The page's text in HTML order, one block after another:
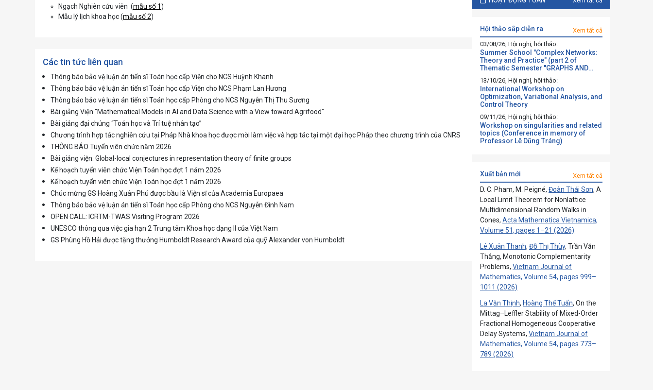
Ngạch Nghiên cứu viên (mẫu số 1)
Mẫu lý lịch khoa học (mẫu số 2)
Các tin tức liên quan
Thông báo bảo vệ luận án tiến sĩ Toán học cấp Viện cho NCS Huỳnh Khanh
Thông báo bảo vệ luận án tiến sĩ Toán học cấp Viện cho NCS Phạm Lan Hương
Thông báo bảo vệ luận án tiến sĩ Toán học cấp Phòng cho NCS Nguyễn Thị Thu Sương
Bài giảng Viện "Mathematical Models in AI and Data Science with a View toward Agrifood"
Bài giảng đại chúng “Toán học và Trí tuệ nhân tạo”
Chương trình hợp tác nghiên cứu tại Pháp Nhà khoa học được mời làm việc và hợp tác tại một đại học Pháp theo chương trình của CNRS
THÔNG BÁO Tuyển viên chức năm 2026
Bài giảng viện: Global-local conjectures in representation theory of finite groups
Kế hoạch tuyển viên chức Viện Toán học đợt 1 năm 2026
Kế hoạch tuyển viên chức Viện Toán học đợt 1 năm 2026
Chúc mừng GS Hoàng Xuân Phú được bầu là Viện sĩ của Academia Europaea
Thông báo bảo vệ luận án tiến sĩ Toán học cấp Phòng cho NCS Nguyễn Đình Nam
OPEN CALL: ICRTM-TWAS Visiting Program 2026
UNESCO thông qua việc gia hạn 2 Trung tâm Khoa học dạng II của Việt Nam
GS Phùng Hồ Hải được tặng thưởng Humboldt Research Award của quỹ Alexander von Humboldt
hội thảo sắp diễn ra
Xem tất cả
03/08/26, Hội nghị, hội thảo:
Summer School "Complex Networks:
Theory and Practice" (part 2 of
Thematic Semester "GRAPHS AND
13/10/26, Hội nghị, hội thảo:
International Workshop on
Optimization, Variational Analysis, and
Control Theory
09/11/26, Hội nghị, hội thảo:
Workshop on singularities and related
topics (Conference in memory of
Professor Lê Dũng Tráng)
xuất bản mới Xem tất cả
D. C. Pham, M. Peigné, Đoàn Thái Sơn, A
Local Limit Theorem for Nonlattice
Multidimensional Random Walks in
Cones, Acta Mathematica Vietnamica,
Volume 51, pages 1–21 (2026)
Lê Xuân Thanh, Đỗ Thị Thùy, Trần Văn
Thắng, Monotonic Complementarity
Problems, Vietnam Journal of
Mathematics, Volume 54, pages 999–
1011 (2026)
La Văn Thịnh, Hoàng Thế Tuấn, On the
Mittag–Leffler Stability of Mixed-Order
Fractional Homogeneous Cooperative
Delay Systems, Vietnam Journal of
Mathematics, Volume 54, pages 773–
789 (2026)